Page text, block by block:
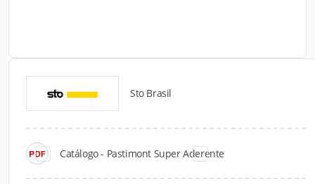
Sto Brasil
Catálogo - Pastimont Super Aderente
Catálogos para Download